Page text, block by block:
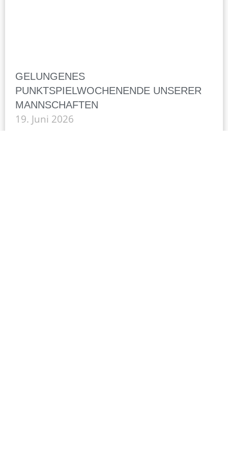
GELUNGENES
PUNKTSPIELWOCHENENDE UNSERER
MANNSCHAFTEN
19. Juni 2026